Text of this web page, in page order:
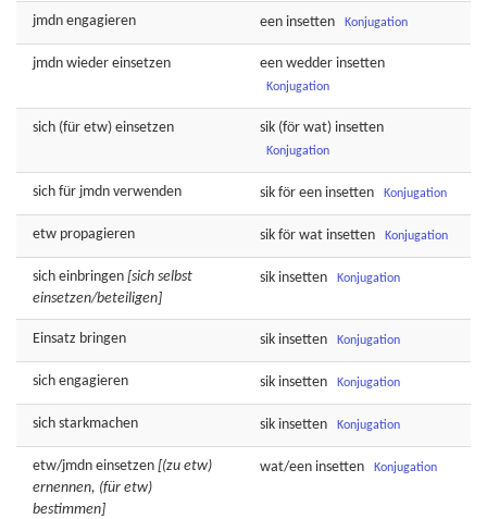
jmdn engagieren een insetten Konjugation
jmdn wieder einsetzen een wedder insetten
Konjugation
sich (für etw) einsetzen sik (för wat) insetten
Konjugation
sich für jmdn verwenden sik för een insetten Konjugation
etw propagieren sik för wat insetten Konjugation
sich einbringen [sich selbst
einsetzen/beteiligen]
sik insetten Konjugation
Einsatz bringen sik insetten Konjugation
sich engagieren sik insetten Konjugation
sich starkmachen sik insetten Konjugation
etw/jmdn einsetzen [(zu etw)
ernennen, (für etw)
bestimmen]
wat/een insetten Konjugation